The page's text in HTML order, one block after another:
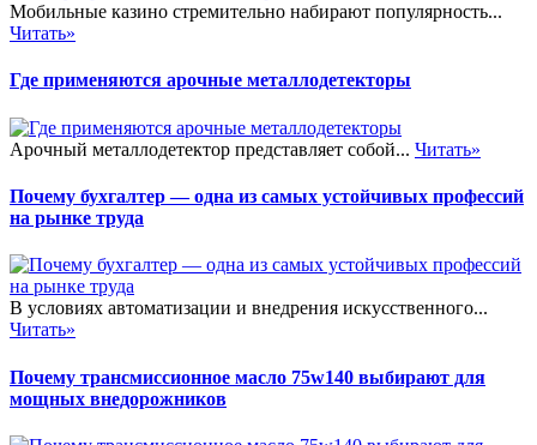
Мобильные казино стремительно набирают популярность...
Читать»
Где применяются арочные металлодетекторы
Арочный металлодетектор представляет собой... Читать»
Почему бухгалтер — одна из самых устойчивых профессий
на рынке труда
В условиях автоматизации и внедрения искусственного...
Читать»
Почему трансмиссионное масло 75w140 выбирают для
мощных внедорожников